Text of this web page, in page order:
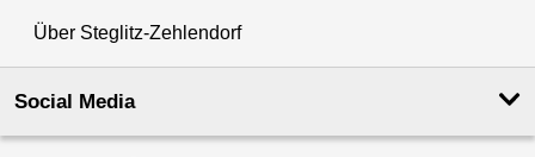
Über Steglitz-Zehlendorf
Social Media